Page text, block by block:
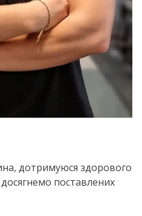
дотримуюся здорового
поставлених